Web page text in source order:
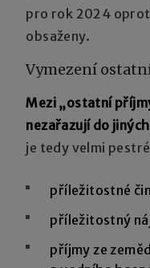
pro rok 2024
obsaženy.
Vymezení
Mezi „ostatní
nezařazují do
je tedy velmi
příležitostné
příležitostný
příjmy ze